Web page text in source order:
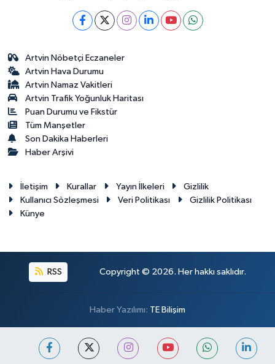
Artvin Nöbetçi Eczaneler
Artvin Hava Durumu
Artvin Namaz Vakitleri
Artvin Trafik Yoğunluk Haritası
Puan Durumu ve Fikstür
Tüm Manşetler
Son Dakika Haberleri
Haber Arşivi
İletişim Kurallar Yayın İlkeleri
Gizlilik
Kullanıcı Sözleşmesi
Veri Politikası
Gizlilik Politikası
Künye
RSS Copyright © 2026. Her hakkı saklıdır.
Haber Yazılımı: TE Bilişim